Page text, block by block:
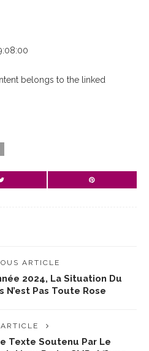
belongs to the linked
ARTICLE
2024, La Situation Du
N’est Pas Toute Rose
Texte Soutenu Par Le